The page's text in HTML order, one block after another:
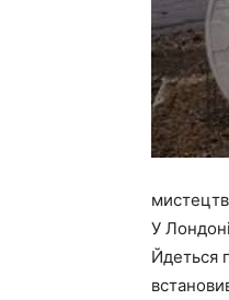
У
Йдеться